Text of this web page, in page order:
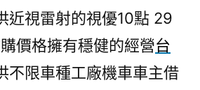
近視雷射的視優10點 29
價格擁有穩健的經營台
不限車種工廠機車車主借